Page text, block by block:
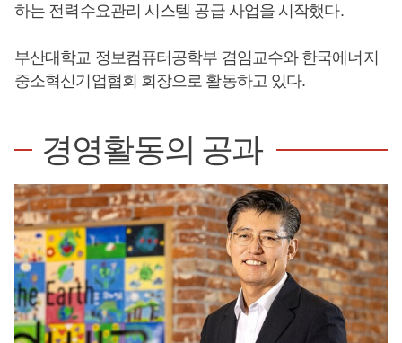
하는 전력수요관리 시스템 공급 사업을 시작했다.
부산대학교 정보컴퓨터공학부 겸임교수와 한국에너지
중소혁신기업협회 회장으로 활동하고 있다.
경영활동의 공과